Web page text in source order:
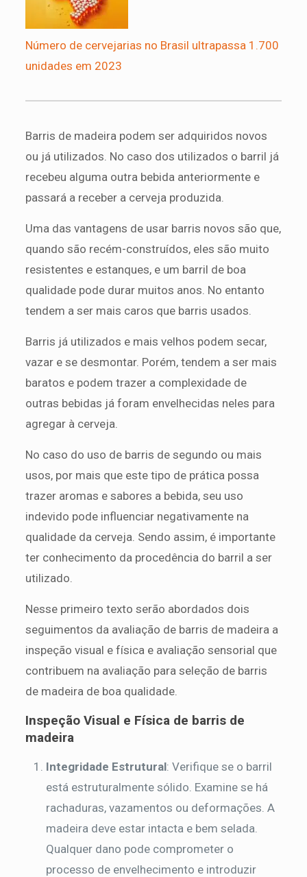
Número de cervejarias no Brasil ultrapassa 1.700
unidades em 2023
Barris de madeira podem ser adquiridos novos
ou já utilizados. No caso dos utilizados o barril já
recebeu alguma outra bebida anteriormente e
passará a receber a cerveja produzida.
Uma das vantagens de usar barris novos são que,
quando são recém-construídos, eles são muito
resistentes e estanques, e um barril de boa
qualidade pode durar muitos anos. No entanto
tendem a ser mais caros que barris usados.
Barris já utilizados e mais velhos podem secar,
vazar e se desmontar. Porém, tendem a ser mais
baratos e podem trazer a complexidade de
outras bebidas já foram envelhecidas neles para
agregar à cerveja.
No caso do uso de barris de segundo ou mais
usos, por mais que este tipo de prática possa
trazer aromas e sabores a bebida, seu uso
indevido pode influenciar negativamente na
qualidade da cerveja. Sendo assim, é importante
ter conhecimento da procedência do barril a ser
utilizado.
Nesse primeiro texto serão abordados dois
seguimentos da avaliação de barris de madeira a
inspeção visual e física e avaliação sensorial que
contribuem na avaliação para seleção de barris
de madeira de boa qualidade.
Inspeção Visual e Físicade barris de
madeira
Integridade Estrutural: Verifique se o barril
está estruturalmente sólido. Examine se há
rachaduras, vazamentos ou deformações. A
madeira deve estar intacta e bem selada.
Qualquer dano pode comprometer o
processo de envelhecimento e introduzir